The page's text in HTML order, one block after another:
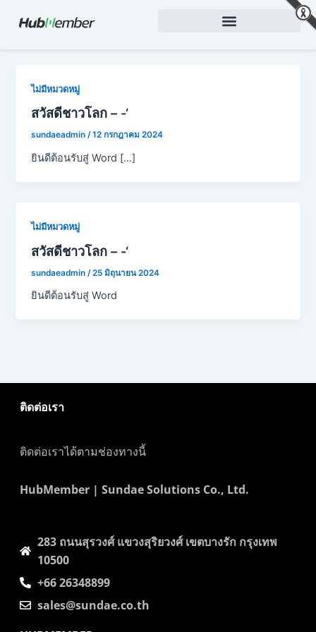
ไม่มีหมวดหมู่
สวัสดีชาวโลก – -‘
sundaeadmin/12 กรกฎาคม 2024
ยินดีต้อนรับสู่ Word […]
ไม่มีหมวดหมู่
สวัสดีชาวโลก – -‘
sundaeadmin /25 มิถุนายน 2024
ยินดีต้อนรับสู่ Word
ติดต่อเรา
ติดต่อเราได้ตามช่องทางนี้
HubMember | Sundae Solutions Co., Ltd.
283 ถนนสุรวงศ์​ แขวงสุริยวงศ์​ เขตบางรัก กรุงเทพ
10500
+66 26348899
sales@sundae.co.th